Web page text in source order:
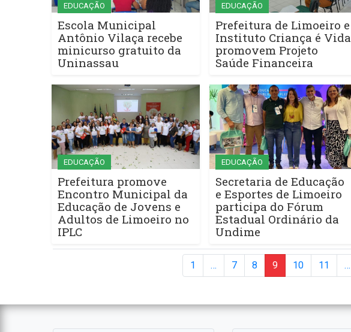
EDUCAÇÃO
Escola Municipal
Antônio Vilaça recebe
minicurso gratuito da
Uninassau
EDUCAÇÃO
Prefeitura de Limoeiro e
Instituto Criança é Vida
promovem Projeto
Saúde Financeira
EDUCAÇÃO
Prefeitura promove
Encontro Municipal da
Educação de Jovens e
Adultos de Limoeiro no
IPLC
EDUCAÇÃO
Secretaria de Educação
e Esportes de Limoeiro
participa do Fórum
Estadual Ordinário da
Undime
1 … 7 8 9 10 11 …